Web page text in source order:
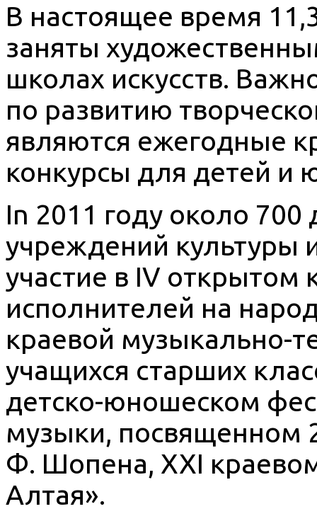
В настоящее время
заняты
школах искусств.
по развитию
являются ежегодные
конкурсы для детей и
In 2011 году около
учреждений культуры
участие в IV открытом
исполнителей на
краевой музыкально-
учащихся старших
детско-юношеском
музыки, посвященном
Ф. Шопена, XXI
Алтая».